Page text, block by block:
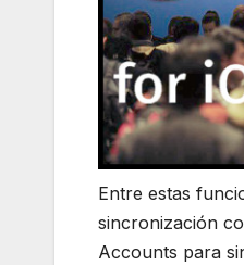
Entre estas
sincronización
Accounts para